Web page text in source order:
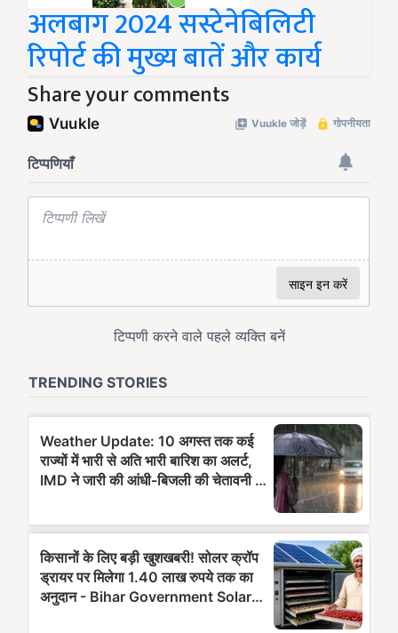
अलबाग 2024 सस्टेनेबिलिटी
रिपोर्ट की मुख्य बातें और कार्य
Share your comments